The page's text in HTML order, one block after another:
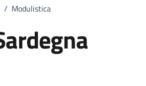
/ Modulistica